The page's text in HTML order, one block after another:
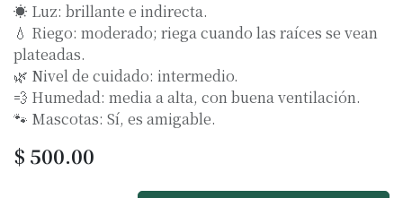
☀️ Luz: brillante e indirecta.
💧 Riego: moderado; riega cuando las raíces se vean
plateadas.
🌿 Nivel de cuidado: intermedio.
💨 Humedad: media a alta, con buena ventilación.
🐾 Mascotas: Sí, es amigable.
$ 500.00